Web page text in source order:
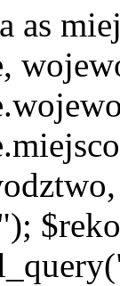
as